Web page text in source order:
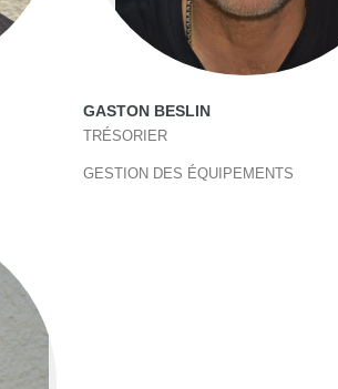
GASTON BESLIN
TRÉSORIER
GESTION DES ÉQUIPEMENTS